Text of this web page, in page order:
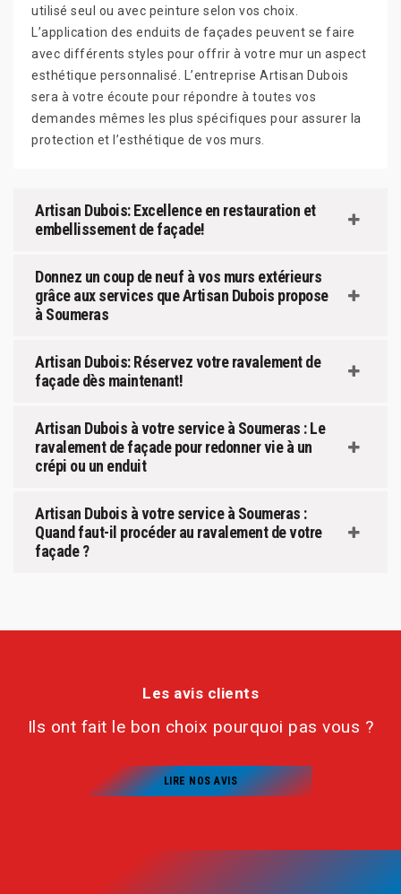
utilisé seul ou avec peinture selon vos choix.
L’application des enduits de façades peuvent se faire
avec différents styles pour offrir à votre mur un aspect
esthétique personnalisé. L’entreprise Artisan Dubois
sera à votre écoute pour répondre à toutes vos
demandes mêmes les plus spécifiques pour assurer la
protection et l’esthétique de vos murs.
Artisan Dubois: Excellence en restauration et
embellissement de façade!
Donnez un coup de neuf à vos murs extérieurs
grâce aux services que Artisan Dubois propose
à Soumeras
Artisan Dubois: Réservez votre ravalement de
façade dès maintenant!
Artisan Dubois à votre service à Soumeras : Le
ravalement de façade pour redonner vie à un
crépi ou un enduit
Artisan Dubois à votre service à Soumeras :
Quand faut-il procéder au ravalement de votre
façade ?
Les avis clients
Ils ont fait le bon choix pourquoi pas vous ?
LIRE NOS AVIS